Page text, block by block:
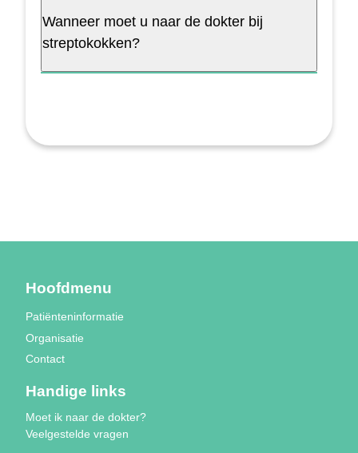
Wanneer moet u naar de dokter bij
streptokokken?
Hoofdmenu
Patiënteninformatie
Organisatie
Contact
Handige links
Moet ik naar de dokter?
Veelgestelde vragen